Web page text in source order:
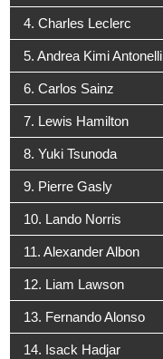
4. Charles Leclerc
5. Andrea Kimi Antonelli
6. Carlos Sainz
7. Lewis Hamilton
8. Yuki Tsunoda
9. Pierre Gasly
10. Lando Norris
11. Alexander Albon
12. Liam Lawson
13. Fernando Alonso
14. Isack Hadjar